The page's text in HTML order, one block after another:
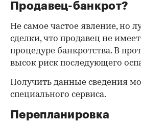
Продавец-банкрот?
Не самое частое явление, но
сделки, что продавец не
процедуре банкротства. В
высок риск последующего
Получить данные сведения
специального сервиса.
Перепланировка